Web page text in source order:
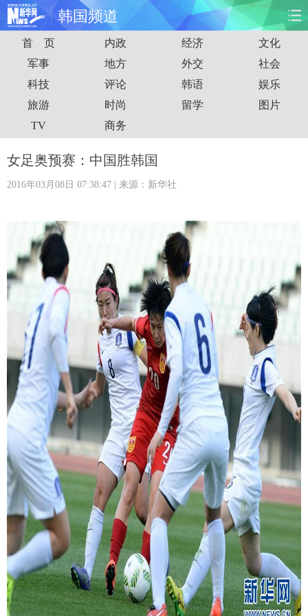
韩国频道
首页 时政 国际 财经
娱乐 体育 人事 教育
时尚 思客
港澳 台湾
科技 能源
图片 彩票
旅游 健康 信息化
公益 无人机
富媒体 摄影 新华广播
新华电视中文 新华电视英文 返回PC
首 页 内政 经济
文化
军事
地方 外交
社会
科技
评论 韩语
娱乐
旅游
时尚 留学
图片
TV
商务
女足奥预赛：中国胜韩国
2016年03月08日 07:38:47 | 来源：新华社